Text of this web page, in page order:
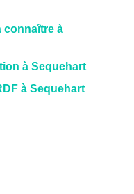
connaître à
à Sequehart
à Sequehart